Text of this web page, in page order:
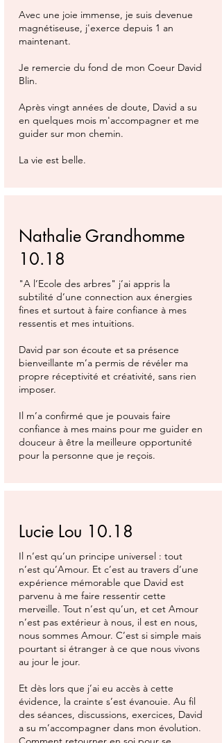
Avec une joie immense, je suis devenue
magnétiseuse, j'exerce depuis 1 an
maintenant.
Je remercie du fond de mon Coeur David
Blin.
Après vingt années de doute, David a su
en quelques mois m'accompagner et me
guider sur mon chemin.
La vie est belle.
Nathalie Grandhomme
10.18
"A l’Ecole des arbres" j’ai appris la
subtilité d’une connection aux énergies
fines et surtout à faire confiance à mes
ressentis et mes intuitions.
David par son écoute et sa présence
bienveillante m’a permis de révéler ma
propre réceptivité et créativité, sans rien
imposer.
Il m’a confirmé que je pouvais faire
confiance à mes mains pour me guider en
douceur à être la meilleure opportunité
pour la personne que je reçois.
Lucie Lou 10.18
Il n’est qu’un principe universel : tout
n’est qu’Amour. Et c’est au travers d’une
expérience mémorable que David est
parvenu à me faire ressentir cette
merveille. Tout n’est qu’un, et cet Amour
n’est pas extérieur à nous, il est en nous,
nous sommes Amour. C’est si simple mais
pourtant si étranger à ce que nous vivons
au jour le jour.
Et dès lors que j’ai eu accès à cette
évidence, la crainte s’est évanouie. Au fil
des séances, discussions, exercices, David
a su m’accompagner dans mon évolution.